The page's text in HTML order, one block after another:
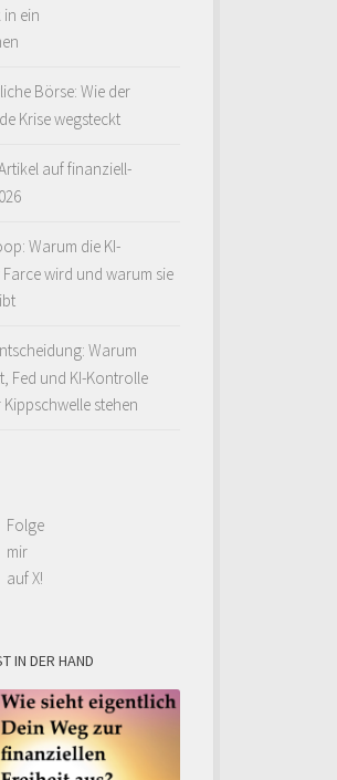
ein
Börse: Wie der
Krise wegsteckt
auf finanziell-
Warum die KI-
wird und warum sie
Warum
Fed und KI-Kontrolle
stehen
Folge
mir
auf X!
IN DER HAND